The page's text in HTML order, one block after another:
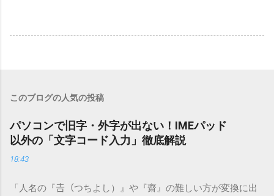
このブログの人気の投稿
パソコンで旧字・外字が出ない！IMEパッド
以外の「文字コード入力」徹底解説
18:43
「人名の『𠮷（つちよし）』や『齋』の難しい方が変換に出